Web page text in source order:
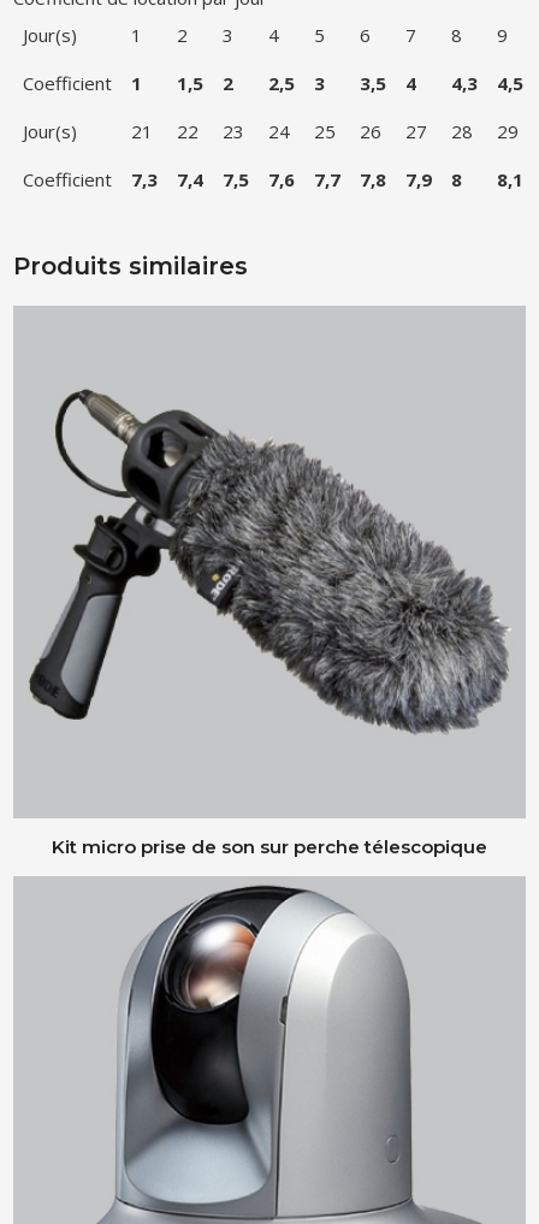
Jour(s)
1 2 3 4 5 6 7 8
9
Coefficient
1 1,5 2 2,5 3 3,5 4 4,3
4,5
Jour(s)
21 22 23 24 25 26 27 28
29
Coefficient
7,3 7,4 7,5 7,6 7,7 7,8 7,9 8 8,1
Produits similaires
Kit micro prise de son sur perche télescopique